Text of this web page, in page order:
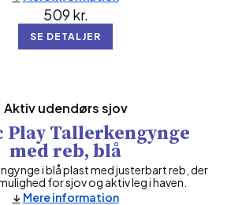
509 kr.
SE DETALJER
Aktiv udendørs sjov
Tallerkengynge
med reb, blå
i blå plast med justerbart reb, der
for sjov og aktiv leg i haven.
Mere information